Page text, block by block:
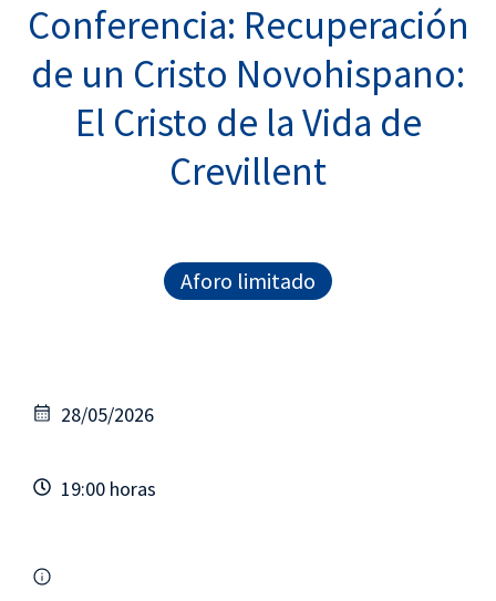
Conferencia: Recuperación
de un Cristo Novohispano:
El Cristo de la Vida de
Crevillent
Aforo limitado
28/05/2026
19:00 horas